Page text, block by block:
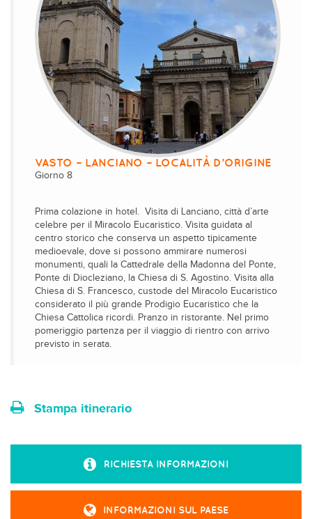
VASTO – LANCIANO – LOCALITÀ D’ORIGINE
Giorno 8
Prima colazione in hotel. Visita di Lanciano, città d’arte
celebre per il Miracolo Eucaristico. Visita guidata al
centro storico che conserva un aspetto tipicamente
medioevale, dove si possono ammirare numerosi
monumenti, quali la Cattedrale della Madonna del Ponte,
Ponte di Diocleziano, la Chiesa di S. Agostino. Visita alla
Chiesa di S. Francesco, custode del Miracolo Eucaristico
considerato il più grande Prodigio Eucaristico che la
Chiesa Cattolica ricordi. Pranzo in ristorante. Nel primo
pomeriggio partenza per il viaggio di rientro con arrivo
previsto in serata.
Stampa itinerario
RICHIESTA INFORMAZIONI
INFORMAZIONI SUL PAESE